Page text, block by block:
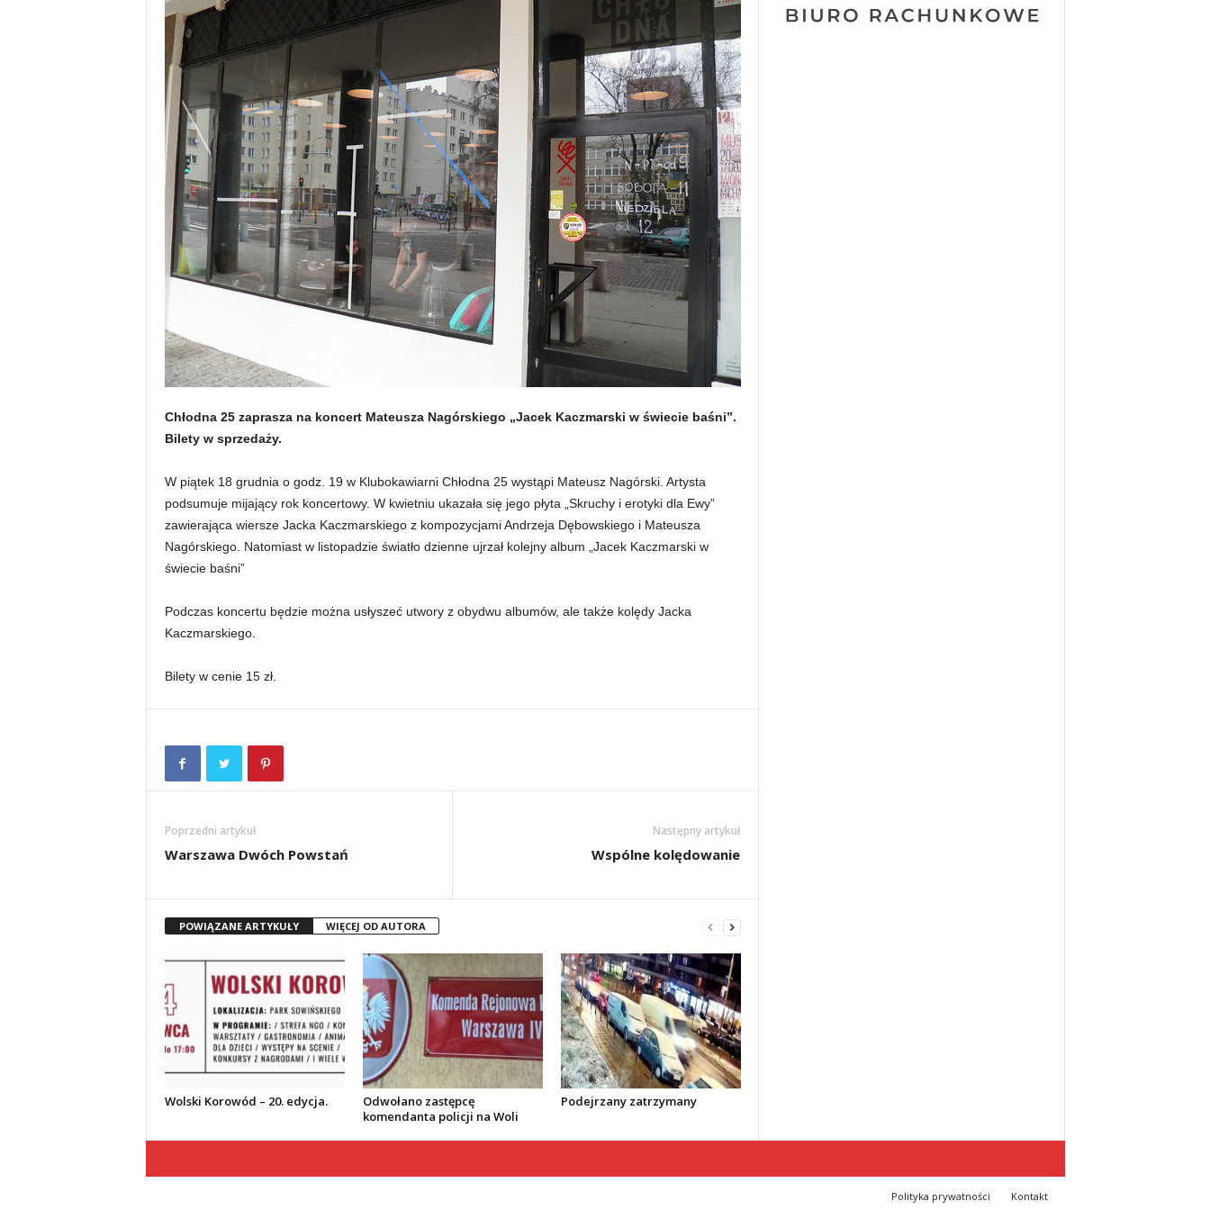
Chłodna 25 zaprasza na koncert Mateusza Nagórskiego „Jacek Kaczmarski w świecie baśni”.
Bilety w sprzedaży.
W piątek 18 grudnia o godz. 19 w Klubokawiarni Chłodna 25 wystąpi Mateusz Nagórski. Artysta
podsumuje mijający rok koncertowy. W kwietniu ukazała się jego płyta „Skruchy i erotyki dla Ewy”
zawierająca wiersze Jacka Kaczmarskiego z kompozycjami Andrzeja Dębowskiego i Mateusza
Nagórskiego. Natomiast w listopadzie światło dzienne ujrzał kolejny album „Jacek Kaczmarski w
świecie baśni”
Podczas koncertu będzie można usłyszeć utwory z obydwu albumów, ale także kolędy Jacka
Kaczmarskiego.
Bilety w cenie 15 zł.
Poprzedni artykuł
Warszawa Dwóch Powstań
Następny artykuł
Wspólne kolędowanie
POWIĄZANE ARTYKUŁY WIĘCEJ OD AUTORA
Wolski Korowód – 20. edycja.
Odwołano zastępcę
komendanta policji na Woli
Podejrzany zatrzymany
Polityka prywatności Kontakt